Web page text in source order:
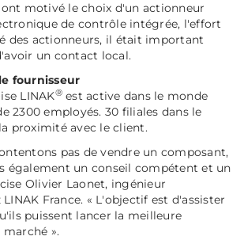
ont motivé le choix d'un actionneur
de contrôle intégrée, l'effort
des actionneurs, il était important
un contact local.
fournisseur
LINAK®est active dans le monde
2300 employés. 30 filiales dans le
proximité avec le client.
pas de vendre un composant,
également un conseil compétent et un
Olivier Laonet, ingénieur
France. « L'objectif est d'assister
puissent lancer la meilleure
marché ».